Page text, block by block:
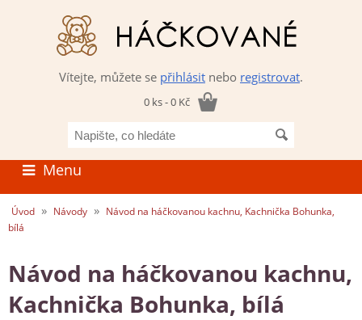
Vítejte, můžete se přihlásit nebo registrovat.
0 ks - 0 Kč
co
hledáte
Menu
Úvod » Návody » Návod na háčkovanou kachnu, Kachnička Bohunka,
bílá
Návod na háčkovanou kachnu,
Kachnička Bohunka, bílá